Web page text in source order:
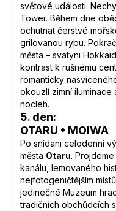
světové události.
Tower. Během dne
ochutnat čerstvé
grilovanou rybu.
města – svatyni
kontrast k rušnému
romanticky
okouzlí zimní iluminace
nocleh.
5. den:
OTARU • MOIWA
Po snídani celodenní
města Otaru.
kanálu, lemovaného
nejfotogeničtějším
jedinečné Muzeum
tradičních obchůdcích